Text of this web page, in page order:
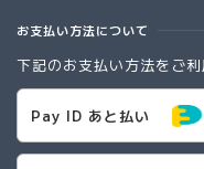
お支払い方法について
下記のお支払い方法をご利
Pay ID あと払い